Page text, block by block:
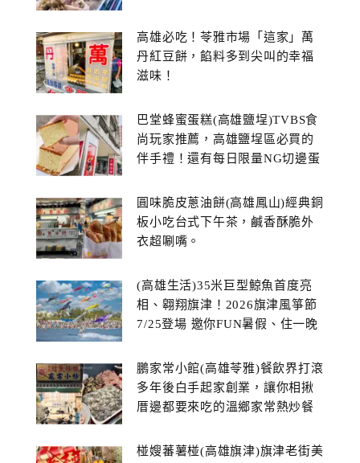
高雄必吃！苓雅市場「這家」萬
丹紅豆餅，餡料多到尖叫的幸福
滋味！
巴堂蜂蜜蛋糕(高雄鹽埕)TVBS食
尚玩家推薦，高雄鹽埕區必買的
伴手禮！還有每日限量NG切邊蛋
圓味脆皮蔥油餅(高雄鳳山)經典銅
板小吃台式下午茶，鹹香酥脆外
衣超唰嘴。
(高雄生活)35米巨型鯨魚首度亮
相、翱翔旗津！2026旗津風箏節
7/25登場 邀你FUN暑假、住一晚
鵬家常小館(高雄苓雅)餐飲界打滾
多年後白手起家創業，讓你相揪
厝邊都要來吃的溫鄉家常熱炒餐
椪嫂蕃薯椪(高雄旗津)旗津老街美